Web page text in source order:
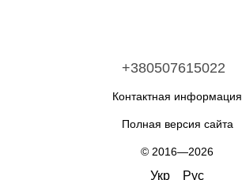
+380507615022
Контактная информация
Полная версия сайта
© 2016—2026
Укр Рус